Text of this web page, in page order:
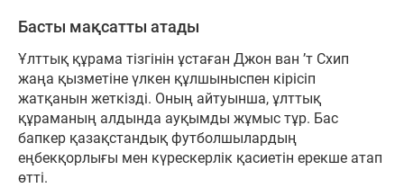
Басты мақсатты атады
Ұлттық құрама тізгінін ұстаған Джон ван ’т Схип
жаңа қызметіне үлкен құлшыныспен кірісіп
жатқанын жеткізді. Оның айтуынша, ұлттық
құраманың алдында ауқымды жұмыс тұр. Бас
бапкер қазақстандық футболшылардың
еңбекқорлығы мен күрескерлік қасиетін ерекше атап
өтті.